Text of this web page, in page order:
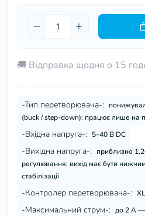
🚚 Відправка щодня о 15
-Тип перетворювача-:
(buck / step-down); працює лише на
-Вхідна напруга-: 5–40 В DC
-Вихідна напруга-:
приблизно
регулювання; вихід має бути
стабілізації
-Контролер перетворювача-:
-Максимальний струм-: до 2 А —